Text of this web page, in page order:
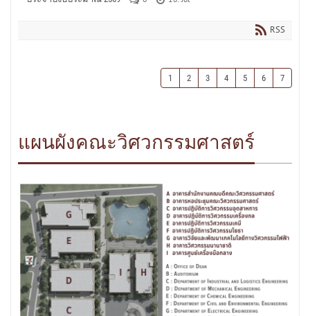
RSS
1 2 3 4 5 6 7
แผนผังคณะวิศวกรรมศาสตร์